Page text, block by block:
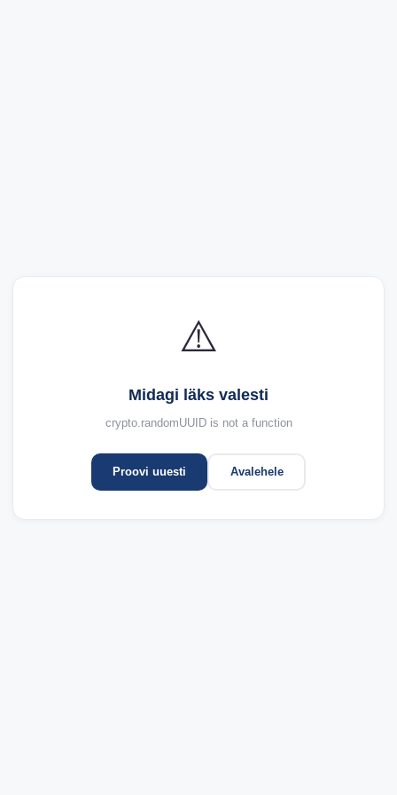
⚠️
Midagi läks valesti
crypto.randomUUID is not a function
Proovi uuesti Avalehele